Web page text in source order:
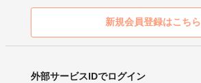
新規会員登録はこちら
外部サービスIDでログイン